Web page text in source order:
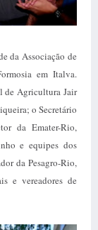
da Associação de
em Italva.
de Agricultura Jair
o Secretário
da Emater-Rio,
e equipes dos
da Pesagro-Rio,
e vereadores de